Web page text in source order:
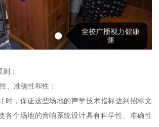
：
、准确性和性：
时，保证这些场地的声学技术指标达到招标文
各个场地的音响系统设计具有科学性、准确性